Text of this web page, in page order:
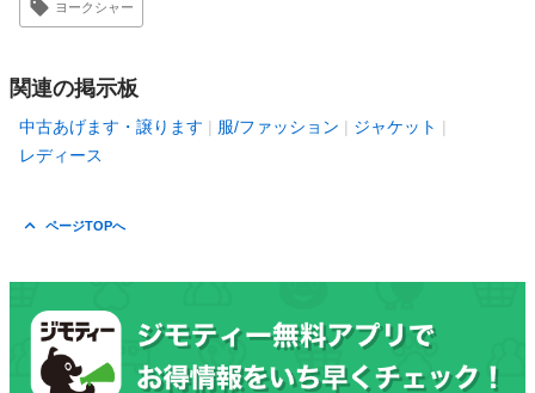
ヨークシャー
関連の掲示板
中古あげます・譲ります 服/ファッション
ジャケット
レディース
ページTOPへ